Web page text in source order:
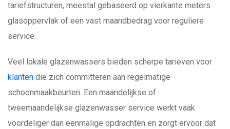
tariefstructuren, meestal gebaseerd op vierkante meters
glasoppervlak of een vast maandbedrag voor reguliere
service.
Veel lokale glazenwassers bieden scherpe tarieven voor
klanten die zich committeren aan regelmatige
schoonmaakbeurten. Een maandelijkse of
tweemaandelijkse glazenwasser service werkt vaak
voordeliger dan eenmalige opdrachten en zorgt ervoor dat